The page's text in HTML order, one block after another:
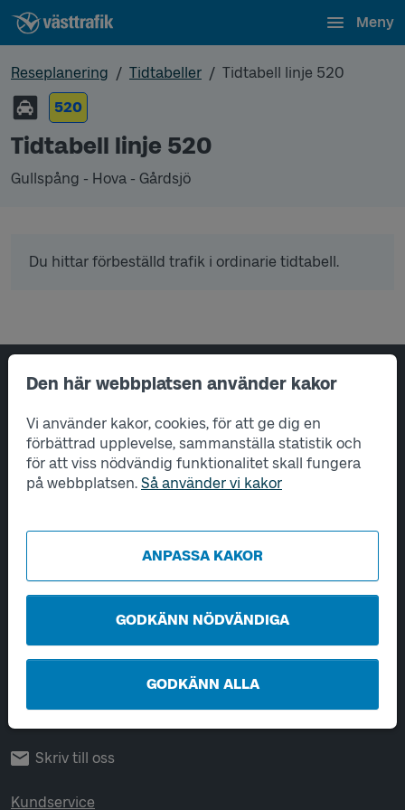
Den här webbplatsen använder kakor
Vi använder kakor, cookies, för att ge dig en
förbättrad upplevelse, sammanställa statistik och
för att viss nödvändig funktionalitet skall fungera
på webbplatsen. Så använder vi kakor
ANPASSA KAKOR
GODKÄNN NÖDVÄNDIGA
GODKÄNN ALLA
Meny
Reseplanering Tidtabeller
Tidtabell linje 520
520
Tidtabell linje 520
Gullspång - Hova - Gårdsjö
Du hittar förbeställd trafik i ordinarie tidtabell.
Sidfotsnavigering
Om oss
Tjänster
Hantering av personuppgifter
Öppet vardagar 06-22.
Helger och helgdagar 08-22.
Chatta
Ring 0771-41 43 00
Skriv till oss
Kundservice